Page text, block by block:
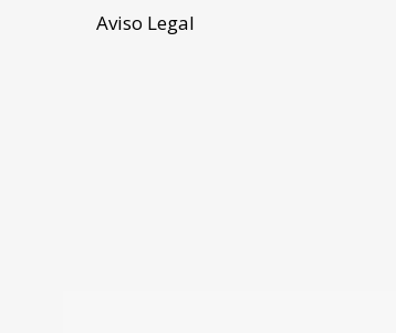
Aviso Legal